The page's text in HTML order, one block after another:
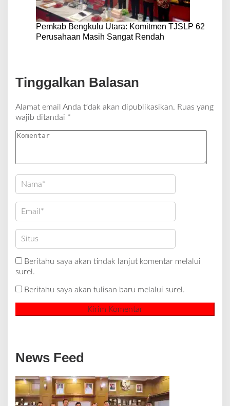
Pemkab Bengkulu Utara: Komitmen TJSLP 62
Perusahaan Masih Sangat Rendah
Tinggalkan Balasan
Alamat email Anda tidak akan dipublikasikan. Ruas yang
wajib ditandai *
Beritahu saya akan tindak lanjut komentar melalui
surel.
Beritahu saya akan tulisan baru melalui surel.
News Feed